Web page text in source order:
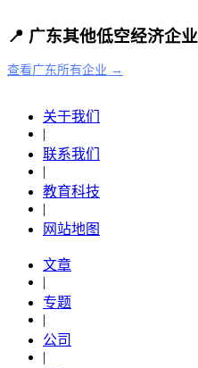
📍 广东其他低空经济企业
查看广东所有企业 →
关于我们
|
联系我们
|
教育科技
|
网站地图
文章
|
专题
|
公司
|